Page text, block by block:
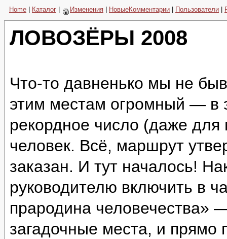
Home Каталог Изменения НовыеКомментарии Пользователи
ЛОВОЗЁРЫ 2008
Что-то давненько мы не
этим местам огромный — в
рекордное число (даже
человек. Всё, маршрут
заказан. И тут началось!
руководителю включить в
прародина человечества»
загадочные места, и